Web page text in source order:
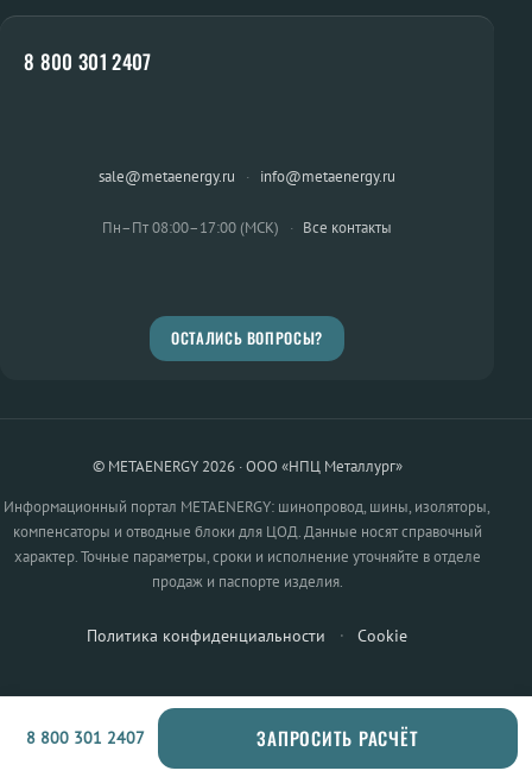
8 800 301 2407
sale@metaenergy.ru · info@metaenergy.ru
Пн–Пт 08:00–17:00 (МСК) · Все контакты
ОСТАЛИСЬ ВОПРОСЫ?
© METAENERGY 2026 · ООО «НПЦ Металлург»
Информационный портал METAENERGY: шинопровод, шины, изоляторы,
компенсаторы и отводные блоки для ЦОД. Данные носят справочный
характер. Точные параметры, сроки и исполнение уточняйте в отделе
продаж и паспорте изделия.
Политика конфиденциальности · Cookie
8 800 301 2407 ЗАПРОСИТЬ РАСЧЁТ